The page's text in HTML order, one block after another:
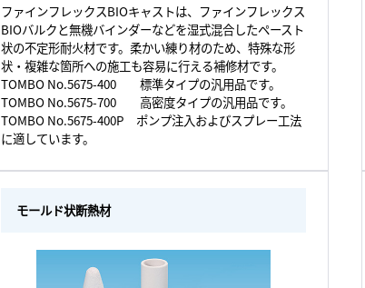
ファインフレックスBIOキャストは、ファインフレックス
BIOバルクと無機バインダーなどを湿式混合したペースト
状の不定形耐火材です。柔かい練り材のため、特殊な形
状・複雑な箇所への施工も容易に行える補修材です。
TOMBO No.5675-400 標準タイプの汎用品です。
TOMBO No.5675-700 高密度タイプの汎用品です。
TOMBO No.5675-400P ポンプ注入およびスプレー工法
に適しています。
モールド状断熱材